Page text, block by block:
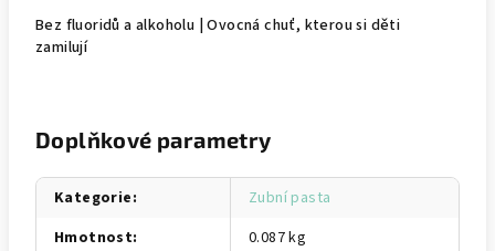
Bez fluoridů a alkoholu | Ovocná chuť, kterou si děti
zamilují
Doplňkové parametry
Kategorie:
Zubní pasta
Hmotnost:
0.087 kg